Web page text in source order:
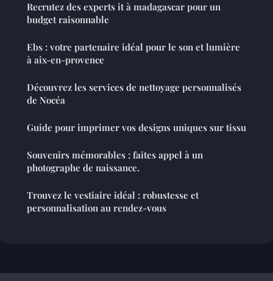
Recrutez des experts it à madagascar pour un
budget raisonnable
Ebs : votre partenaire idéal pour le son et lumière
à aix-en-provence
Découvrez les services de nettoyage personnalisés
de Nocéa
Guide pour imprimer vos designs uniques sur tissu
Souvenirs mémorables : faites appel à un
photographe de naissance.
Trouvez le vestiaire idéal : robustesse et
personnalisation au rendez-vous